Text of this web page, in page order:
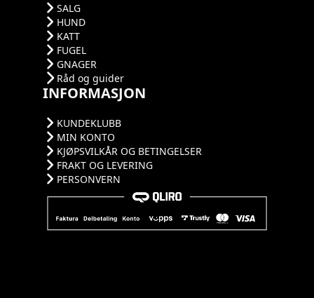
SALG
HUND
KATT
FUGEL
GNAGER
Råd og guider
INFORMASJON
KUNDEKLUBB
MIN KONTO
KJØPSVILKÅR OG BETINGELSER
FRAKT OG LEVERING
PERSONVERN